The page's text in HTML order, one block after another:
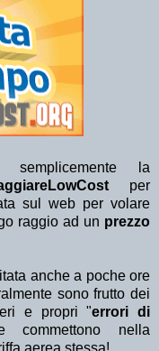
la
per
sul web per volare
raggio ad un prezzo
anche a poche ore
sono frutto dei
e propri "errori di
commettono nella
aerea stessa!